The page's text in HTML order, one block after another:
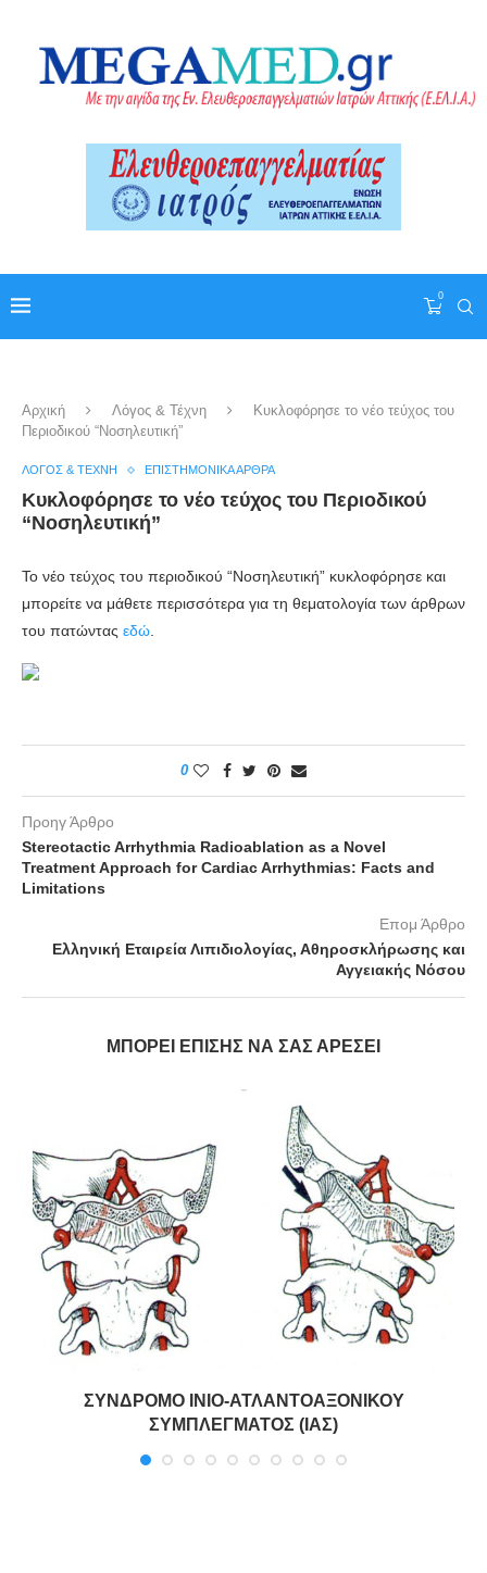
0
Αρχική Λόγος & Τέχνη
Κυκλοφόρησε το νέο τεύχος του
Περιοδικού “Νοσηλευτική”
ΛΌΓΟΣ & ΤΈΧΝΗ ΕΠΙΣΤΗΜΟΝΙΚΆ ΆΡΘΡΑ
Κυκλοφόρησε το νέο τεύχος του Περιοδικού
“Νοσηλευτική”
Το νέο τεύχος του περιοδικού “Νοσηλευτική” κυκλοφόρησε και
μπορείτε να μάθετε περισσότερα για τη θεματολογία των άρθρων
του πατώντας εδώ.
0
Προηγ Άρθρο
Stereotactic Arrhythmia Radioablation as a Novel
Treatment Approach for Cardiac Arrhythmias: Facts and
Limitations
Επομ Άρθρο
Ελληνική Εταιρεία Λιπιδιολογίας, Αθηροσκλήρωσης και
Αγγειακής Νόσου
ΜΠΟΡΕΊ ΕΠΊΣΗΣ ΝΑ ΣΑΣ ΑΡΈΣΕΙ
ΣΥΝΔΡΟΜΟ ΙΝΙΟ-ΑΤΛΑΝΤΟΑΞΟΝΙΚΟΥ
ΣΥΜΠΛΕΓΜΑΤΟΣ (ΙΑΣ)